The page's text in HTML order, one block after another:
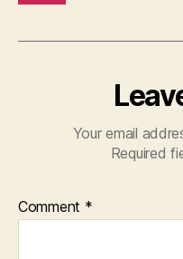
Your email
Required
Comment *